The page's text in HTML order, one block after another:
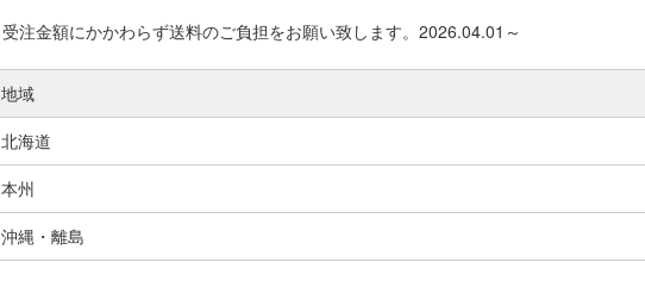
受注金額にかかわらず送料のご負担をお願い致します。2026.04.01～
地域
北海道
本州
沖縄・離島